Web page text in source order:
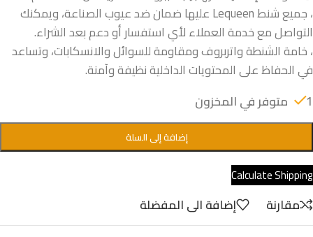
، جميع شنط Lequeen عليها ضمان ضد عيوب الصناعة، ويمكنك
التواصل مع خدمة العملاء لأي استفسار أو دعم بعد الشراء.
، خامة الشنطة واتربروف ومقاومة للسوائل والانسكابات، وتساعد
في الحفاظ على المحتويات الداخلية نظيفة وآمنة.
1 متوفر في المخزون
إضافة إلى السلة
Calculate Shipping
مقارنة
إضافة الى المفضلة